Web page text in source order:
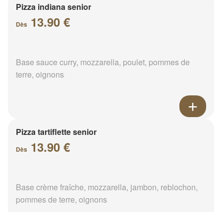
Pizza indiana senior
Dès 13.90 €
Base sauce curry, mozzarella, poulet, pommes de
terre, oignons
Pizza tartiflette senior
Dès 13.90 €
Base crème fraîche, mozzarella, jambon, reblochon,
pommes de terre, oignons